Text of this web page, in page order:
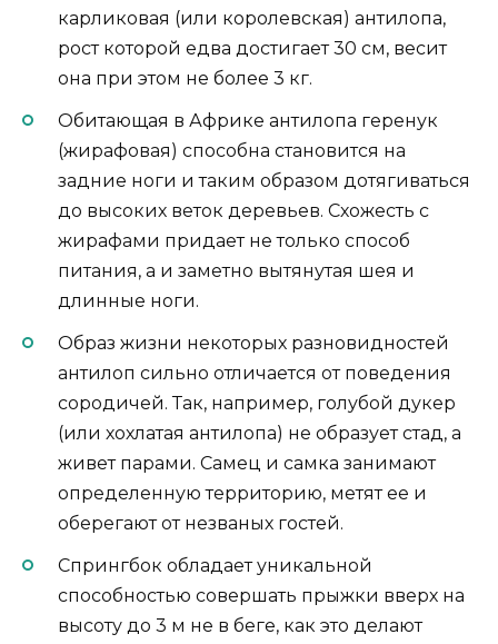
карликовая (или королевская) антилопа,
рост которой едва достигает 30 см, весит
она при этом не более 3 кг.
Обитающая в Африке антилопа геренук
(жирафовая) способна становится на
задние ноги и таким образом дотягиваться
до высоких веток деревьев. Схожесть с
жирафами придает не только способ
питания, а и заметно вытянутая шея и
длинные ноги.
Образ жизни некоторых разновидностей
антилоп сильно отличается от поведения
сородичей. Так, например, голубой дукер
(или хохлатая антилопа) не образует стад, а
живет парами. Самец и самка занимают
определенную территорию, метят ее и
оберегают от незваных гостей.
Спрингбок обладает уникальной
способностью совершать прыжки вверх на
высоту до 3 м не в беге, как это делают